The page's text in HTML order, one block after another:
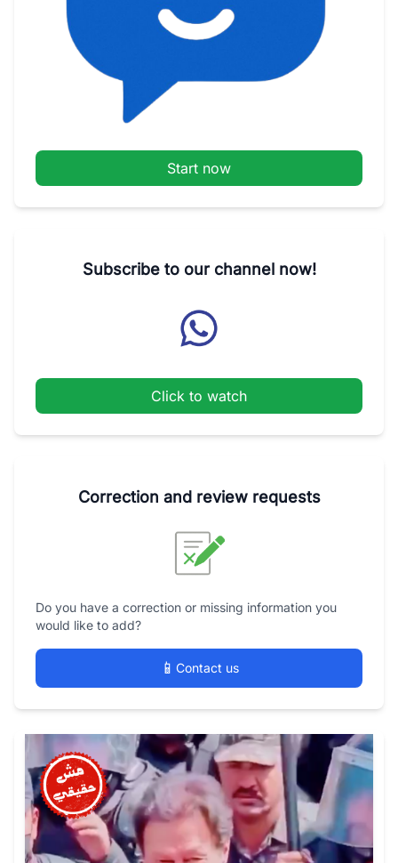
Start now
Subscribe to our channel now!
Click to watch
Correction and review requests
Do you have a correction or missing information you
would like to add?
📱 Contact us